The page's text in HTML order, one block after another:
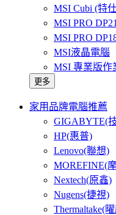
MSI Cubi (特
MSI PRO
MSI PRO
MSI液晶電腦
MSI 專業版作
更多
家用品牌電腦推薦
GIGABYTE(
HP(惠普)
Lenovo(聯想)
MOREFINE(
Nextech(原鑫)
Nugens(捷視)
Thermaltake(